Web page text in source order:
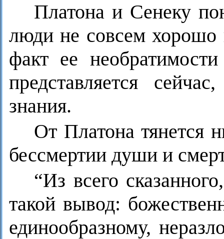
Платона и Сенеку
люди не совсем хорошо
факт ее
представляется
знания.
От Платона тянется
бессмертии души и
“Из всего
такой вывод:
единообразному,